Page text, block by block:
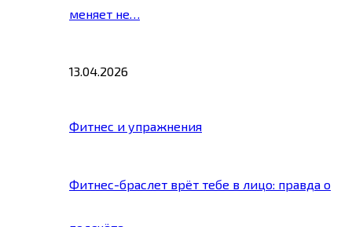
меняет не…
13.04.2026
Фитнес и упражнения
Фитнес-браслет врёт тебе в лицо: правда о